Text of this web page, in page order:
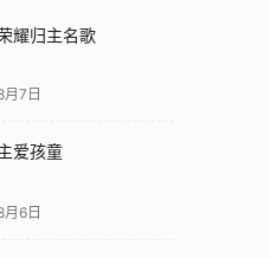
耀归主名歌
7日
爱孩童
6日